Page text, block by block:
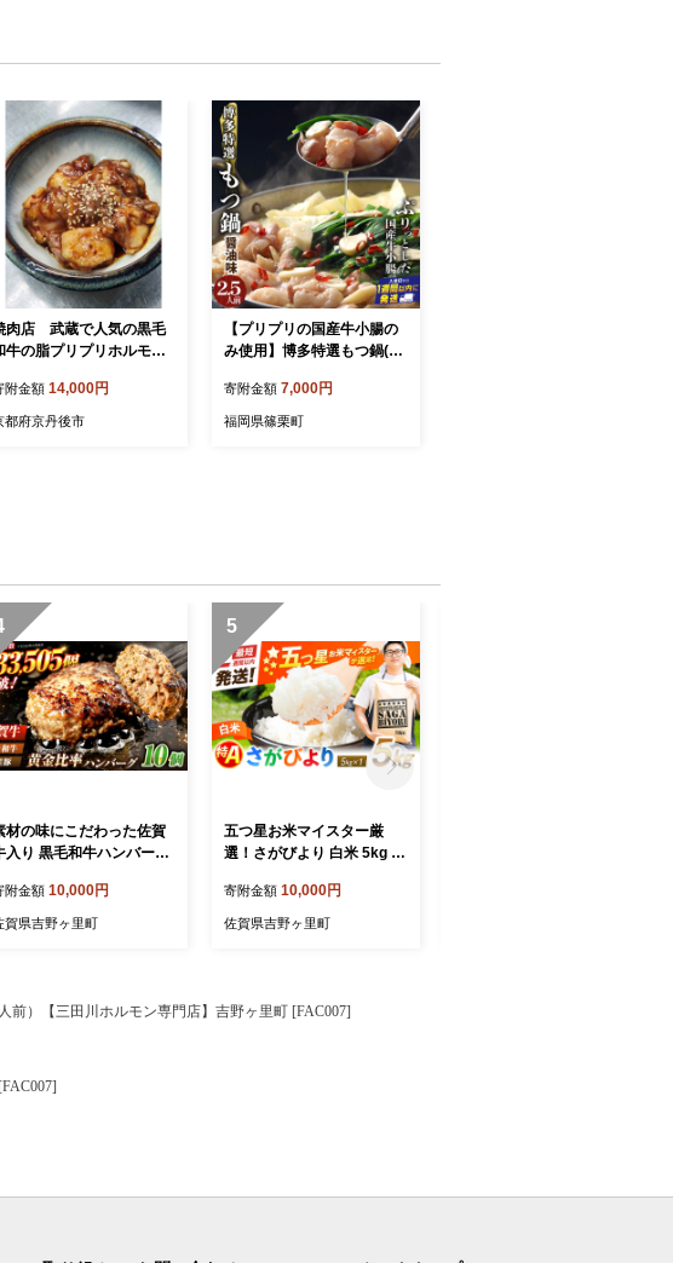
肉店 武蔵で人気の黒毛
牛の脂プリプリホルモン
附金額 14,000円
都府京丹後市
【プリプリの国産牛小腸の
み使用】博多特選もつ鍋(醤
ンド 】| 短期配送 国産 ホル
モン 牛 小腸 お取り寄せ 醤
寄附金額 7,000円
福岡県篠栗町
材の味にこだわった佐賀
入り 黒毛和牛ハンバーグ
ーぐ 吉野ヶ里町/石丸食肉
業 [FBX038]
附金額 10,000円
賀県吉野ヶ里町
5
五つ星お米マイスター厳
選！さがびより 白米 5kg 吉
45]
寄附金額 10,000円
佐賀県吉野ヶ里町
前）【三田川ホルモン専門店】吉野ヶ里町 [FAC007]